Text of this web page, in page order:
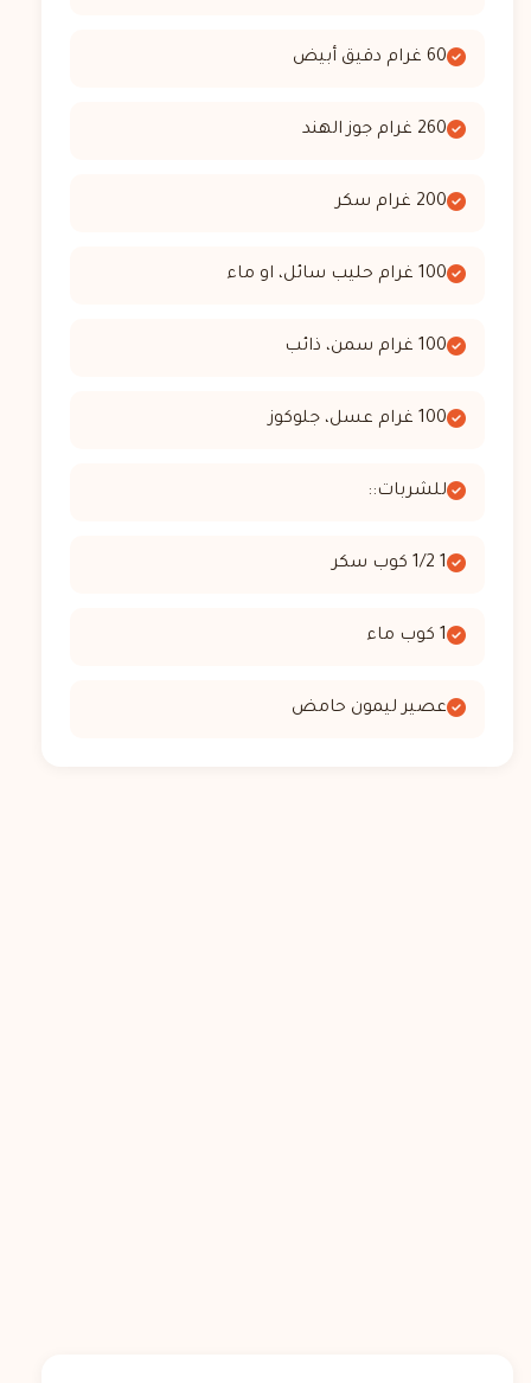
60 غرام دقيق أبيض
260 غرام جوز الهند
200 غرام سكر
100 غرام حليب سائل، او ماء
100 غرام سمن، ذائب
100 غرام عسل، جلوكوز
للشربات::
1 1/2 كوب سكر
1 كوب ماء
عصير ليمون حامض